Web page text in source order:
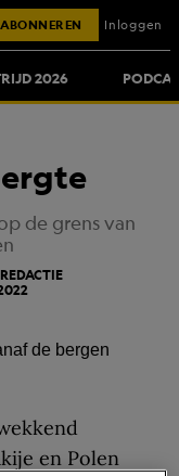
2026
ABONNEREN Inloggen
de grens van
en Polen